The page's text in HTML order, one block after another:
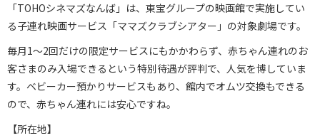
「TOHOシネマズなんば」は、東宝グループの映画館で実施してい
る子連れ映画サービス「ママズクラブシアター」の対象劇場です。
毎月1～2回だけの限定サービスにもかかわらず、赤ちゃん連れのお
客さまのみ入場できるという特別待遇が評判で、人気を博していま
す。ベビーカー預かりサービスもあり、館内でオムツ交換もできる
ので、赤ちゃん連れには安心ですね。
【所在地】